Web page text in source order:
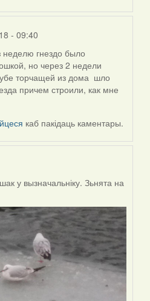
- 09:40
неделю гнездо было
но через 2 недели
торчащей из дома шло
причем строили, как мне
каб пакідаць каментары.
у вызначальніку. Зьнята на